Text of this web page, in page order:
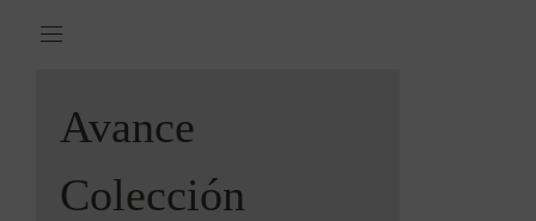
Avance
Colección